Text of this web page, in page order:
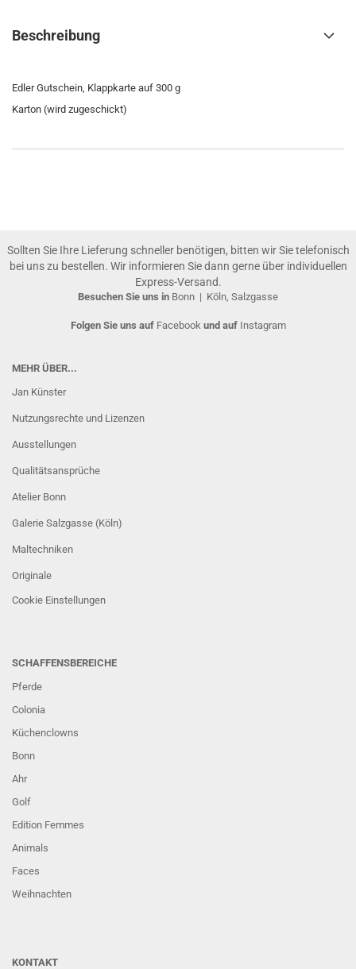
Beschreibung
Edler Gutschein, Klappkarte auf 300 g
Karton (wird zugeschickt)
Sollten Sie Ihre Lieferung schneller benötigen, bitten wir Sie telefonisch
bei uns zu bestellen. Wir informieren Sie dann gerne über individuellen
Express-Versand.
Besuchen Sie uns in Bonn | Köln, Salzgasse
Folgen Sie uns auf Facebook und auf Instagram
MEHR ÜBER...
Jan Künster
Nutzungsrechte und Lizenzen
Ausstellungen
Qualitätsansprüche
Atelier Bonn
Galerie Salzgasse (Köln)
Maltechniken
Originale
Cookie Einstellungen
SCHAFFENSBEREICHE
Pferde
Colonia
Küchenclowns
Bonn
Ahr
Golf
Edition Femmes
Animals
Faces
Weihnachten
KONTAKT